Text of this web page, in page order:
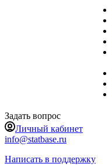
Задать вопрос
Личный кабинет
info@statbase.ru
Написать в поддержку